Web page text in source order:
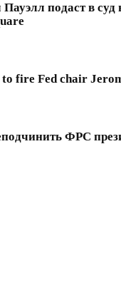
подаст в суд
fire Fed chair
ФРС